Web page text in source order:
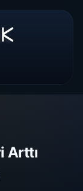
Arttı